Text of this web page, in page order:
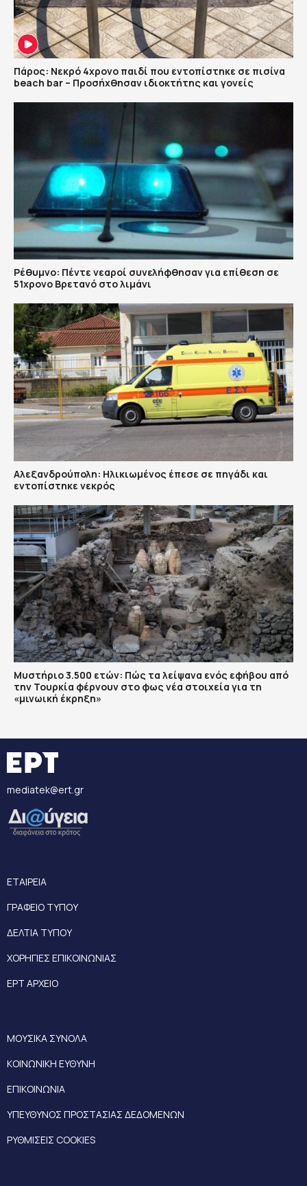
Πάρος: Νεκρό 4χρονο παιδί που εντοπίστηκε σε πισίνα
beach bar – Προσήχθησαν ιδιοκτήτης και γονείς
Ρέθυμνο: Πέντε νεαροί συνελήφθησαν για επίθεση σε
51χρονο Βρετανό στο λιμάνι
Αλεξανδρούπολη: Ηλικιωμένος έπεσε σε πηγάδι και
εντοπίστηκε νεκρός
Μυστήριο 3.500 ετών: Πώς τα λείψανα ενός εφήβου από
την Τουρκία φέρνουν στο φως νέα στοιχεία για τη
«μινωική έκρηξη»
mediatek@ert.gr
ΕΤΑΙΡΕΙΑ
ΓΡΑΦΕΙΟ ΤΥΠΟΥ
ΔΕΛΤΙΑ ΤΥΠΟΥ
ΧΟΡΗΓΙΕΣ ΕΠΙΚΟΙΝΩΝΙΑΣ
ΕΡΤ ΑΡΧΕΙΟ
ΜΟΥΣΙΚΑ ΣΥΝΟΛΑ
ΚΟΙΝΩΝΙΚΗ ΕΥΘΥΝΗ
ΕΠΙΚΟΙΝΩΝΙΑ
ΥΠΕΥΘΥΝΟΣ ΠΡΟΣΤΑΣΙΑΣ ΔΕΔΟΜΕΝΩΝ
ΡΥΘΜΙΣΕΙΣ COOKIES